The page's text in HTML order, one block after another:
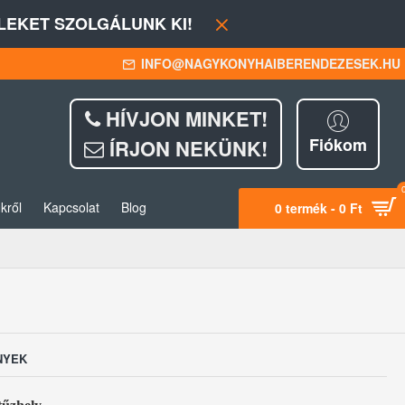
SZOLGÁLUNK KI!
INFO@NAGYKONYHAIBERENDEZESEK.HU
HÍVJON MINKET!
ÍRJON NEKÜNK!
Fiókom
Kapcsolat Blog 0 termék - 0 Ft